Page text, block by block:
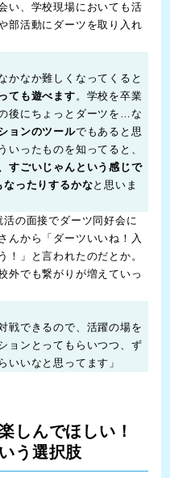
い、学校現場においても活
部活動にダーツを取り入れ
かなか難しくなってくると
ても遊べます。学校を卒業
後にちょっとダーツを…な
ョンのツールでもあると思
いったものを知ってると、
すごいじゃんという感じで
なったりするかなと思いま
の面接でダーツ同好会に
んから「ダーツいいね！入
！」と言われたのだとか。
外でも繋がりが増えていっ
戦できるので、活躍の場を
ョンとってもらいつつ、ず
いいなと思ってます」
しんでほしい！
う選択肢